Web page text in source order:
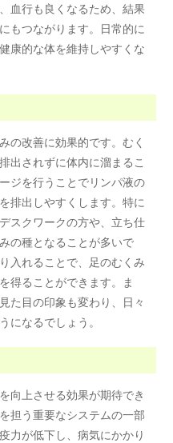
血行も良くなるため、結果
もつながります。日常的に
康的な体を維持しやすくな
の改善に効果的です。むく
出されずに体内に溜まるこ
ジを行うことでリンパ液の
排出しやすくします。特に
スクワークの方や、立ち仕
の種となることが多いで
入れることで、足のむくみ
得ることができます。ま
た目の印象も変わり、日々
になるでしょう。
向上させる効果が期待でき
担う重要なシステムの一部
力が低下し、病気にかかり